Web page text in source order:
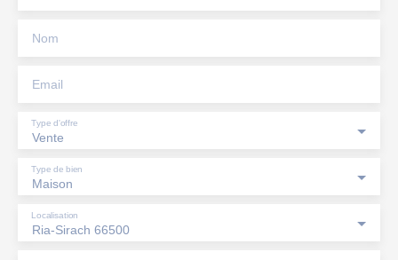
Nom
Email
Vente
Type d'offre
Maison
Type de bien
Ria-Sirach 66500
Localisation